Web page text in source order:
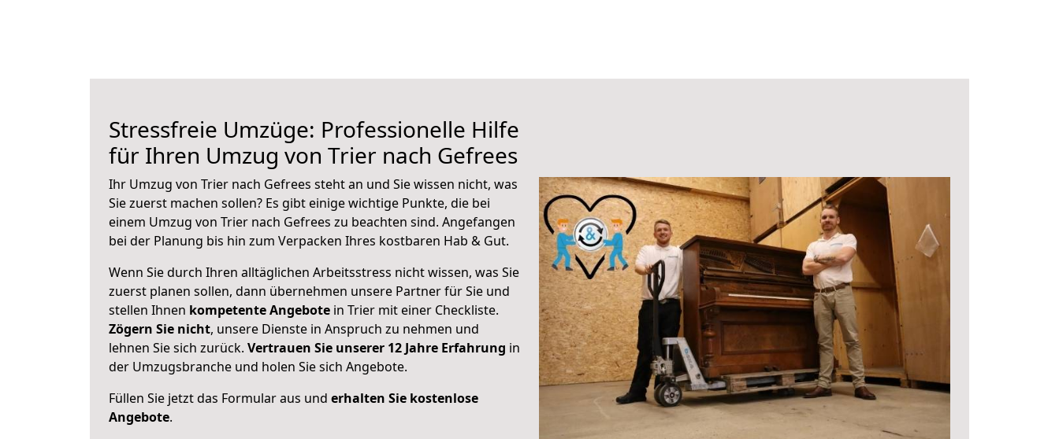
Stressfreie Umzüge: Professionelle Hilfe
für Ihren Umzug von Trier nach Gefrees
Ihr Umzug von Trier nach Gefrees steht an und Sie wissen nicht, was
Sie zuerst machen sollen? Es gibt einige wichtige Punkte, die bei
einem Umzug von Trier nach Gefrees zu beachten sind. Angefangen
bei der Planung bis hin zum Verpacken Ihres kostbaren Hab & Gut.
Wenn Sie durch Ihren alltäglichen Arbeitsstress nicht wissen, was Sie
zuerst planen sollen, dann übernehmen unsere Partner für Sie und
stellen Ihnen kompetente Angebote in Trier mit einer Checkliste.
Zögern Sie nicht, unsere Dienste in Anspruch zu nehmen und
lehnen Sie sich zurück. Vertrauen Sie unserer 12 Jahre Erfahrung in
der Umzugsbranche und holen Sie sich Angebote.
Füllen Sie jetzt das Formular aus und erhalten Sie kostenlose
Angebote.